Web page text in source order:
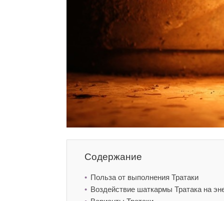
Содержание
Польза от выполнения Тратаки
Воздействие шаткармы Тратака на